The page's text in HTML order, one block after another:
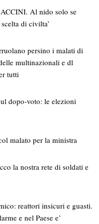
Al nido solo se
di civilta’
persino i malati di
multinazionali e dl
tutti
dopo-voto: le elezioni
malato per la ministra
la nostra rete di soldati e
reattori insicuri e guasti.
e nel Paese e’